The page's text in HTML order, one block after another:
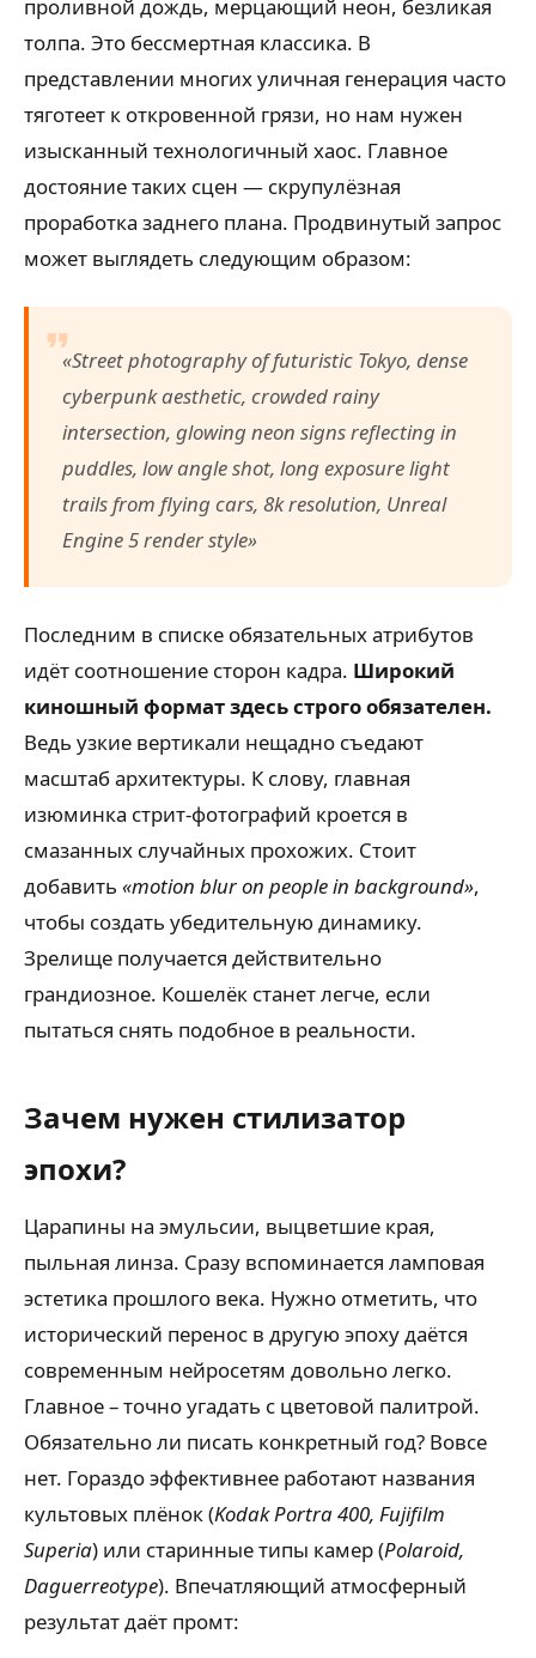
проливной дождь, мерцающий неон, безликая
толпа. Это бессмертная классика. В
представлении многих уличная генерация часто
тяготеет к откровенной грязи, но нам нужен
изысканный технологичный хаос. Главное
достояние таких сцен — скрупулёзная
проработка заднего плана. Продвинутый запрос
может выглядеть следующим образом:
«Street photography of futuristic Tokyo, dense
cyberpunk aesthetic, crowded rainy
intersection, glowing neon signs reflecting in
puddles, low angle shot, long exposure light
trails from flying cars, 8k resolution, Unreal
Engine 5 render style»
Последним в списке обязательных атрибутов
идёт соотношение сторон кадра. Широкий
киношный формат здесь строго обязателен.
Ведь узкие вертикали нещадно съедают
масштаб архитектуры. К слову, главная
изюминка стрит-фотографий кроется в
смазанных случайных прохожих. Стоит
добавить «motion blur on people in background»,
чтобы создать убедительную динамику.
Зрелище получается действительно
грандиозное. Кошелёк станет легче, если
пытаться снять подобное в реальности.
Зачем нужен стилизатор
эпохи?
Царапины на эмульсии, выцветшие края,
пыльная линза. Сразу вспоминается ламповая
эстетика прошлого века. Нужно отметить, что
исторический перенос в другую эпоху даётся
современным нейросетям довольно легко.
Главное – точно угадать с цветовой палитрой.
Обязательно ли писать конкретный год? Вовсе
нет. Гораздо эффективнее работают названия
культовых плёнок (Kodak Portra 400, Fujifilm
Superia) или старинные типы камер (Polaroid,
Daguerreotype). Впечатляющий атмосферный
результат даёт промт: